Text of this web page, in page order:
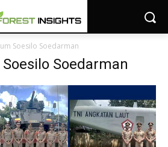
Soesilo Soedarman
Soedarman